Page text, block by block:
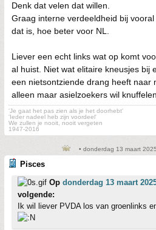
Denk dat velen dat willen.
Graag interne verdeeldheid bij
dat is, hoe beter voor NL.
Liever een echt links wat op komt
al huist. Niet wat elitaire kneusjes bij
een nietsontziende drang heeft naar
alleen maar asielzoekers wil
'Je gaat het pas zien als je het doorhebt'
'Ieder nadeel heb zijn voordeel'
We zullen je nooit, nooit vergeten
1947-2016
• donderdag 13 maart
Pisces
Op donderdag 13 maart
volgende:
Ik wil liever PVDA los van groenlinks